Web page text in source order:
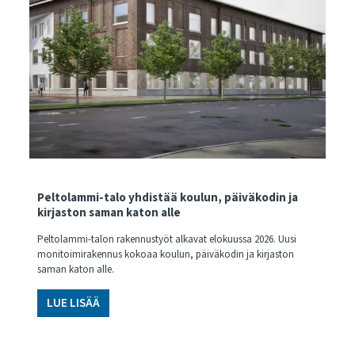
Peltolammi-talo yhdistää koulun, päiväkodin ja
kirjaston saman katon alle
Peltolammi-talon rakennustyöt alkavat elokuussa 2026. Uusi
monitoimirakennus kokoaa koulun, päiväkodin ja kirjaston
saman katon alle.
LUE LISÄÄ